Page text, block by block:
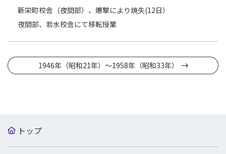
新栄町校舎（夜間部）、爆撃により焼失(12日）
夜間部、若水校舎にて移転授業
1946年（昭和21年）～1958年（昭和33年）
トップ